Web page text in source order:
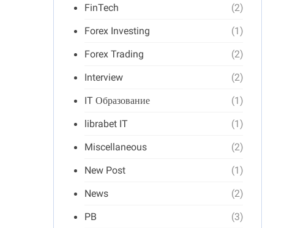
FinTech
(2)
Forex Investing
(1)
Forex Trading
(2)
Interview
(2)
IT Образование
(1)
librabet IT
(1)
Miscellaneous
(2)
New Post
(1)
News
(2)
PB
(3)